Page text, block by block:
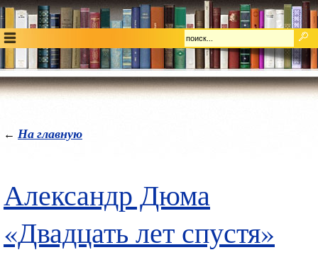
← На главную
Александр Дюма
«Двадцать лет спустя»